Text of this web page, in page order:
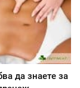
да знаете за